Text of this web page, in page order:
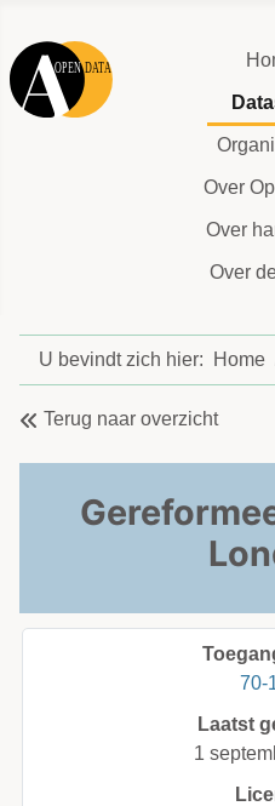
Over
Over
Over
U bevindt zich hier: Home
Terug naar overzicht
70-
Laatst
1